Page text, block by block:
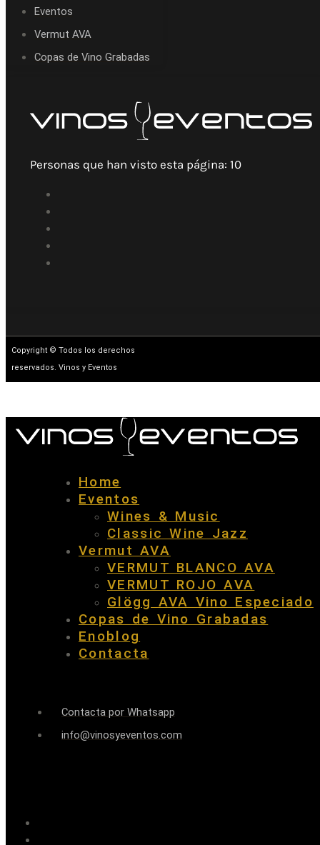
Eventos
Vermut AVA
Copas de Vino Grabadas
Personas que han visto esta página: 10
Copyright © Todos los derechos
reservados. Vinos y Eventos
Home
Eventos
Wines & Music
Classic Wine Jazz
Vermut AVA
VERMUT BLANCO AVA
VERMUT ROJO AVA
Glögg AVA Vino Especiado
Copas de Vino Grabadas
Enoblog
Contacta
Contacta por Whatsapp
info@vinosyeventos.com